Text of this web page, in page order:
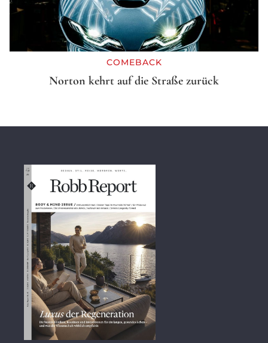
COMEBACK
Norton kehrt auf die Straße zurück